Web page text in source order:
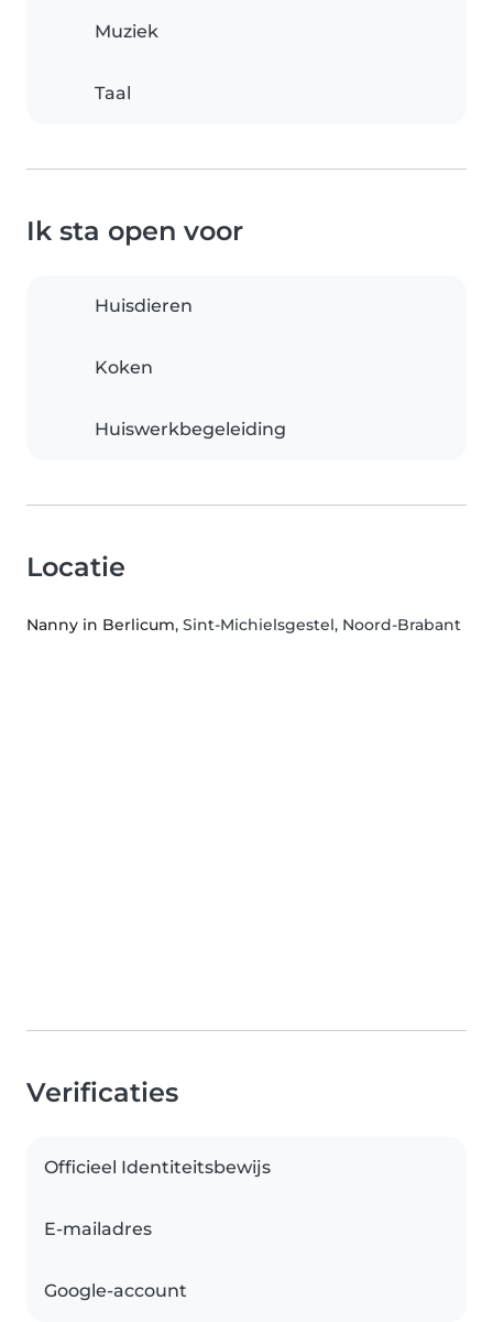
Muziek
Taal
Ik sta open voor
Huisdieren
Koken
Huiswerkbegeleiding
Locatie
Nanny in Berlicum, Sint-Michielsgestel, Noord-Brabant
Verificaties
Officieel Identiteitsbewijs
E-mailadres
Google-account